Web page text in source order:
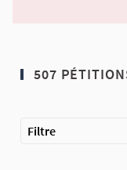
507
Filtre